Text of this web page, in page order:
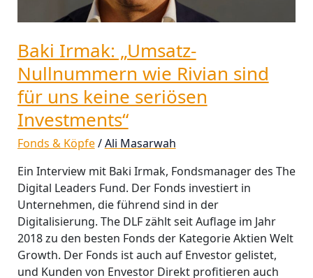
Baki Irmak: „Umsatz-
Nullnummern wie Rivian sind
für uns keine seriösen
Investments“
Fonds & Köpfe/Ali Masarwah
Ein Interview mit Baki Irmak, Fondsmanager des The
Digital Leaders Fund. Der Fonds investiert in
Unternehmen, die führend sind in der
Digitalisierung. The DLF zählt seit Auflage im Jahr
2018 zu den besten Fonds der Kategorie Aktien Welt
Growth. Der Fonds ist auch auf Envestor gelistet,
und Kunden von Envestor Direkt profitieren auch
keine
Investments“